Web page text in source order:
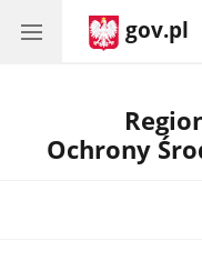
gov.pl
Ochrony